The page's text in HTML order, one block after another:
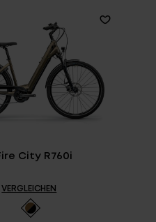
City R760i
VERGLEICHEN